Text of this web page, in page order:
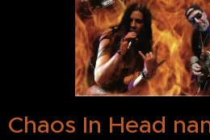
Chaos In Head